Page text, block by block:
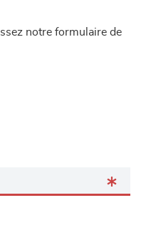
notre formulaire de